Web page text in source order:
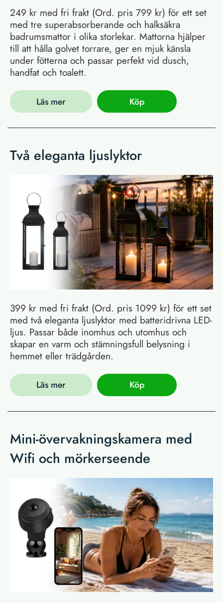
249 kr med fri frakt (Ord. pris 799 kr) för ett set
med tre superabsorberande och halksäkra
badrumsmattor i olika storlekar. Mattorna hjälper
till att hålla golvet torrare, ger en mjuk känsla
under fötterna och passar perfekt vid dusch,
handfat och toalett.
Läs mer Köp
Två eleganta ljuslyktor
399 kr med fri frakt (Ord. pris 1099 kr) för ett set
med två eleganta ljuslyktor med batteridrivna LED-
ljus. Passar både inomhus och utomhus och
skapar en varm och stämningsfull belysning i
hemmet eller trädgården.
Läs mer Köp
Mini-övervakningskamera med
Wifi och mörkerseende